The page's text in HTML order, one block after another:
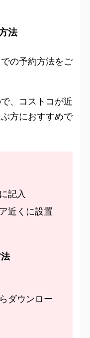
法
の予約方法をご
、コストコが近
方におすすめで
記入
近くに設置
ダウンロー